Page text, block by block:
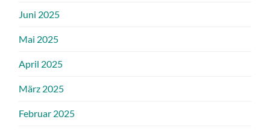
Juni 2025
Mai 2025
April 2025
März 2025
Februar 2025